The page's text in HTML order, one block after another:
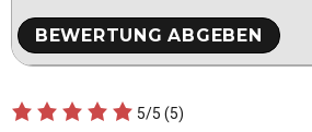
5/5 (5)